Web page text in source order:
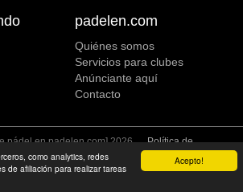
Acepto!
como analytics, redes
de afiliación para realizar tareas
padelen.com
Quiénes somos
Servicios para clubes
Anúnciante aquí
Contacto
pádel en padelen.com] 2026
Política de
Política de Cookies